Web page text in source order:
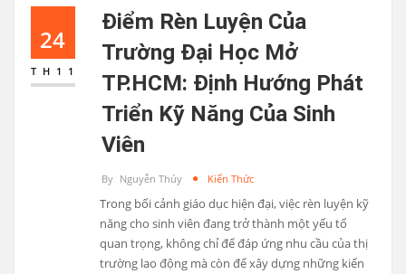
24
TH11
Điểm Rèn Luyện Của
Trường Đại Học Mở
TP.HCM: Định Hướng Phát
Triển Kỹ Năng Của Sinh
Viên
By Nguyễn Thúy Kiến Thức
Trong bối cảnh giáo dục hiện đại, việc rèn luyện kỹ
năng cho sinh viên đang trở thành một yếu tố
quan trọng, không chỉ để đáp ứng nhu cầu của thị
trường lao động mà còn để xây dựng những kiến